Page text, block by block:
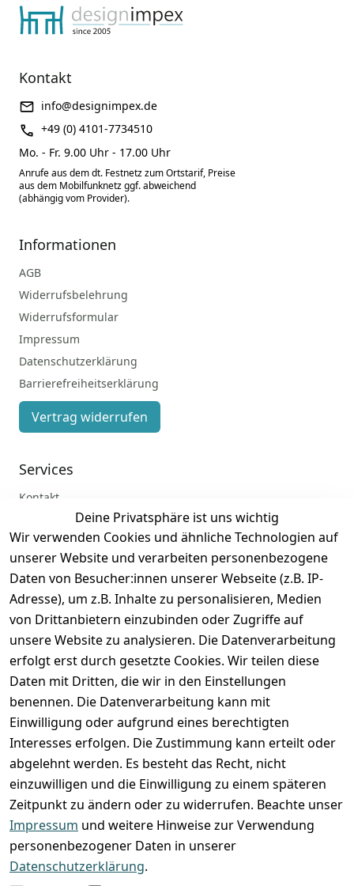
Deine Privatsphäre ist uns wichtig
Wir verwenden Cookies und ähnliche Technologien auf
unserer Website und verarbeiten personenbezogene
Daten von Besucher:innen unserer Webseite (z.B. IP-
Adresse), um z.B. Inhalte zu personalisieren, Medien
von Drittanbietern einzubinden oder Zugriffe auf
unsere Website zu analysieren. Die Datenverarbeitung
erfolgt erst durch gesetzte Cookies. Wir teilen diese
Daten mit Dritten, die wir in den Einstellungen
benennen. Die Datenverarbeitung kann mit
Einwilligung oder aufgrund eines berechtigten
Interesses erfolgen. Die Zustimmung kann erteilt oder
abgelehnt werden. Es besteht das Recht, nicht
einzuwilligen und die Einwilligung zu einem späteren
Zeitpunkt zu ändern oder zu widerrufen. Beachte unser
Impressum und weitere Hinweise zur Verwendung
personenbezogener Daten in unserer
Datenschutzerklärung.
Kontakt
info@designimpex.de
+49 (0) 4101-7734510
Mo. - Fr. 9.00 Uhr - 17.00 Uhr
Anrufe aus dem dt. Festnetz zum Ortstarif, Preise
aus dem Mobilfunknetz ggf. abweichend
(abhängig vom Provider).
Informationen
AGB
Widerrufsbelehrung
Widerrufsformular
Impressum
Datenschutzerklärung
Barrierefreiheitserklärung
Vertrag widerrufen
Services
Kontakt
Registrieren
Zahlung und Versand
VORKASSE RECHNUNG